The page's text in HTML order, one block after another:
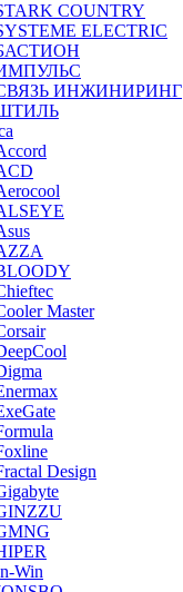
COUNTRY
ELECTRIC
ИНЖИНИРИНГ
Master
Design
Win